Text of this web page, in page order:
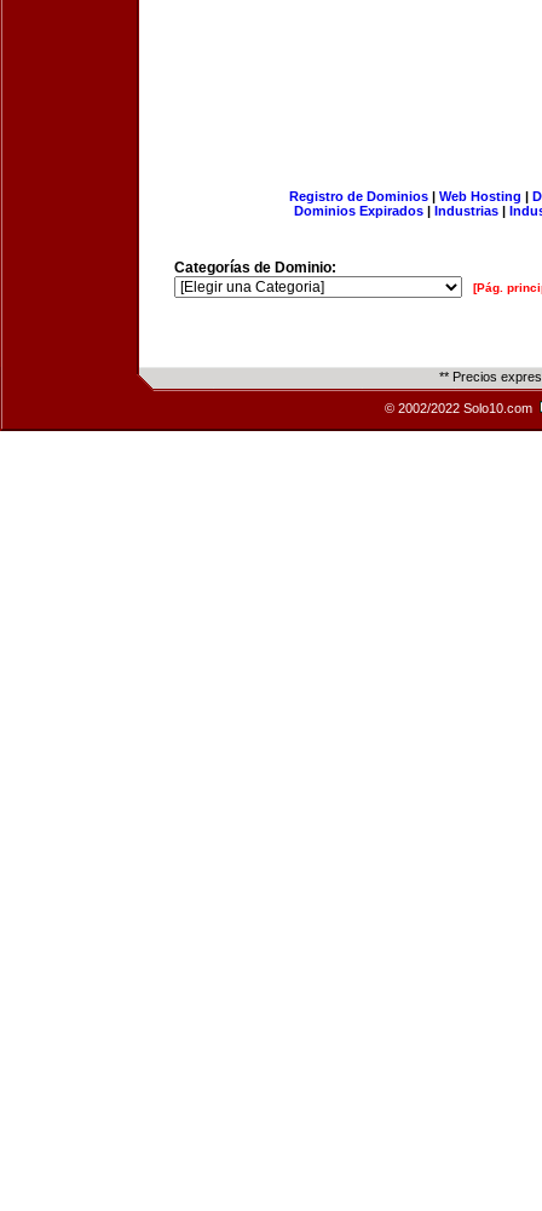
Registro de Dominios| Web Hosting |
Dominios Expirados | Industrias |
Categorías de Dominio:
[Pág.
** Precios
© 2002/2022 Solo10.com